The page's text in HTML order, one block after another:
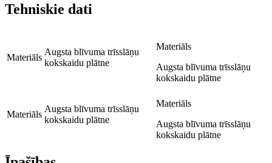
Tehniskie dati
Materiāls
Augsta blīvuma trīsslāņu
kokskaidu plātne
Materiāls
Augsta blīvuma trīsslāņu
kokskaidu plātne
Materiāls
Augsta blīvuma trīsslāņu
kokskaidu plātne
Materiāls
Augsta blīvuma trīsslāņu
kokskaidu plātne